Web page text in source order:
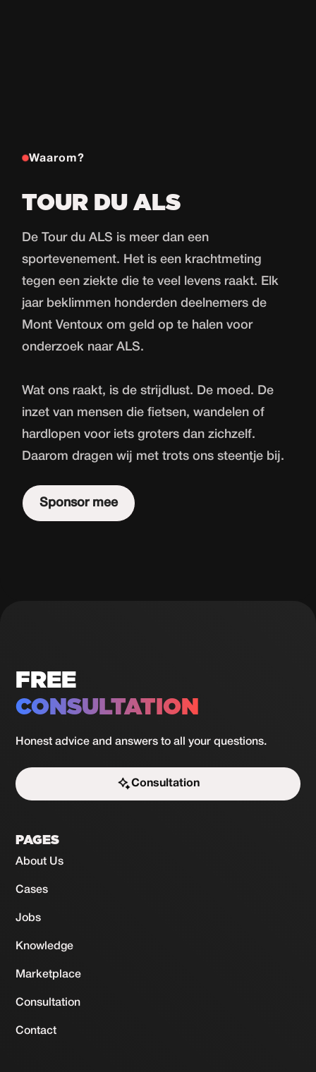
Waarom?
TOUR DU ALS
De Tour du ALS is meer dan een
sportevenement. Het is een krachtmeting
tegen een ziekte die te veel levens raakt. Elk
jaar beklimmen honderden deelnemers de
Mont Ventoux om geld op te halen voor
onderzoek naar ALS.
Wat ons raakt, is de strijdlust. De moed. De
inzet van mensen die fietsen, wandelen of
hardlopen voor iets groters dan zichzelf.
Daarom dragen wij met trots ons steentje bij.
Sponsor mee
FREE
CONSULTATION
Honest advice and answers to all your questions.
Consultation
Start the challenge
PAGES
About Us
Cases
Jobs
Knowledge
Marketplace
Consultation
Contact